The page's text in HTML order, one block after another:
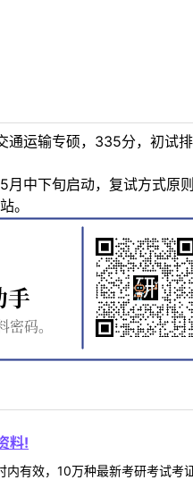
通运输专硕，335分，初试
月中下旬启动，复试方式原
。
料!
内有效，10万种最新考研考试